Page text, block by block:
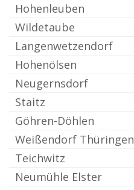
Hohenleuben
Wildetaube
Langenwetzendorf
Hohenölsen
Neugernsdorf
Staitz
Göhren-Döhlen
Weißendorf Thüringen
Teichwitz
Neumühle Elster